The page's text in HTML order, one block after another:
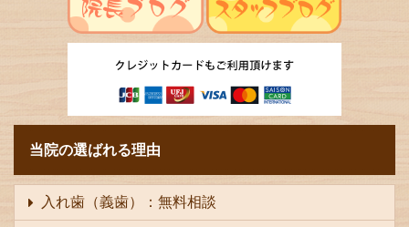
当院の選ばれる理由
入れ歯（義歯）：無料相談